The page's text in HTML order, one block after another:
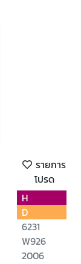
รายการ
โปรด
H
D
6231
W926
2006